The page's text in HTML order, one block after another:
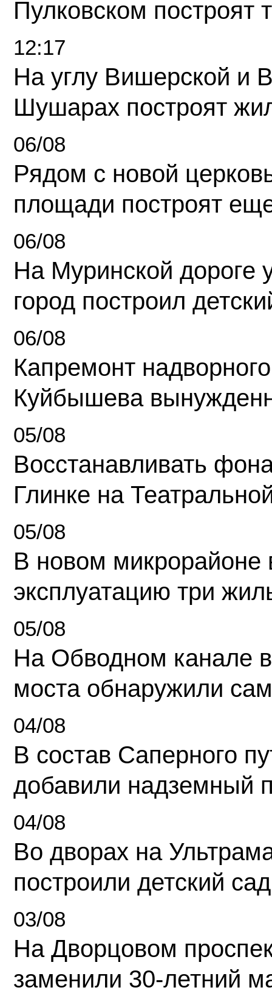
Пулковском построят
12:17
На углу Вишерской и
Шушарах построят
06/08
Рядом с новой
площади построят
06/08
На Муринской дороге
город построил
06/08
Капремонт
Куйбышева
05/08
Восстанавливать
Глинке на
05/08
В новом микрорайоне
эксплуатацию три
05/08
На Обводном канале
моста обнаружили
04/08
В состав Саперного
добавили надземный
04/08
Во дворах на
построили детский сад
03/08
На Дворцовом
заменили 30-летний